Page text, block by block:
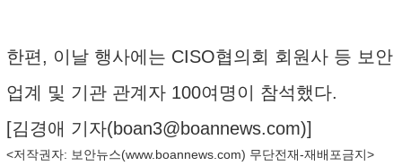
한편, 이날 행사에는 CISO협의회 회원사 등 보안
업계 및 기관 관계자 100여명이 참석했다.
[김경애 기자(boan3@boannews.com)]
<저작권자: 보안뉴스(www.boannews.com) 무단전재-재배포금지>